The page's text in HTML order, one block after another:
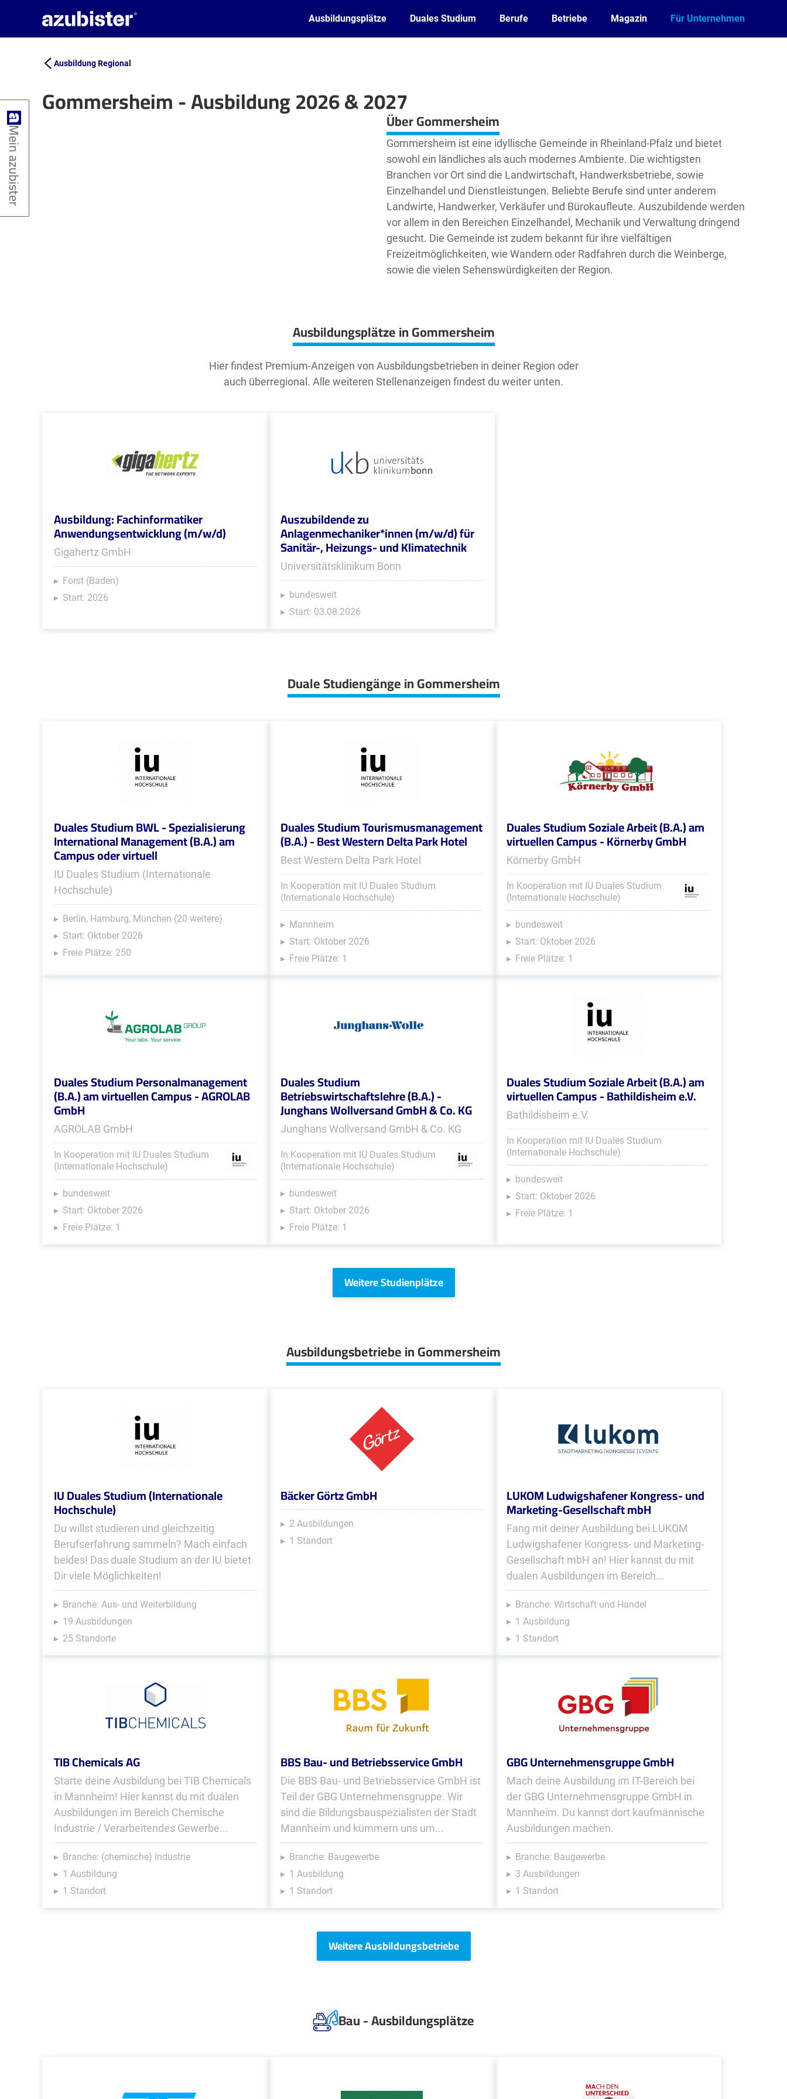
Ausbildungsplätze Duales Studium Berufe Betriebe Magazin Für Unternehmen
Ausbildung Regional
Gommersheim - Ausbildung 2026 & 2027
Leaflet| ©OpenStreetMap2contributors Über Gommersheim
Gommersheim ist eine idyllische Gemeinde in Rheinland-Pfalz und bietet
sowohl ein ländliches als auch modernes Ambiente. Die wichtigsten
Branchen vor Ort sind die Landwirtschaft, Handwerksbetriebe, sowie
Einzelhandel und Dienstleistungen. Beliebte Berufe sind unter anderem
Landwirte, Handwerker, Verkäufer und Bürokaufleute. Auszubildende werden
vor allem in den Bereichen Einzelhandel, Mechanik und Verwaltung dringend
gesucht. Die Gemeinde ist zudem bekannt für ihre vielfältigen
Freizeitmöglichkeiten, wie Wandern oder Radfahren durch die Weinberge,
sowie die vielen Sehenswürdigkeiten der Region.
Ausbildungsplätze in Gommersheim
Hier findest Premium-Anzeigen von Ausbildungsbetrieben in deiner Region oder
auch überregional. Alle weiteren Stellenanzeigen findest du weiter unten.
Ausbildung: Fachinformatiker
Anwendungsentwicklung (m/w/d)
Gigahertz GmbH
Forst (Baden)
Start: 2026
Auszubildende zu
Anlagenmechaniker*innen (m/w/d) für
Sanitär-, Heizungs- und Klimatechnik
Universitätsklinikum Bonn
bundesweit
Start: 03.08.2026
Duale Studiengänge in Gommersheim
Duales Studium BWL - Spezialisierung
International Management (B.A.) am
Campus oder virtuell
IU Duales Studium (Internationale
Hochschule)
Berlin, Hamburg, München (20 weitere)
Start: Oktober 2026
Freie Plätze: 250
Duales Studium Tourismusmanagement
(B.A.) - Best Western Delta Park Hotel
Best Western Delta Park Hotel
In Kooperation mit IU Duales Studium
(Internationale Hochschule)
Mannheim
Start: Oktober 2026
Freie Plätze: 1
Duales Studium Soziale Arbeit (B.A.) am
virtuellen Campus - Körnerby GmbH
Körnerby GmbH
In Kooperation mit IU Duales Studium
(Internationale Hochschule)
bundesweit
Start: Oktober 2026
Freie Plätze: 1
Duales Studium Personalmanagement
(B.A.) am virtuellen Campus - AGROLAB
GmbH
AGROLAB GmbH
In Kooperation mit IU Duales Studium
(Internationale Hochschule)
bundesweit
Start: Oktober 2026
Freie Plätze: 1
Duales Studium
Betriebswirtschaftslehre (B.A.) -
Junghans Wollversand GmbH & Co. KG
Junghans Wollversand GmbH & Co. KG
In Kooperation mit IU Duales Studium
(Internationale Hochschule)
bundesweit
Start: Oktober 2026
Freie Plätze: 1
Duales Studium Soziale Arbeit (B.A.) am
virtuellen Campus - Bathildisheim e.V.
Bathildisheim e.V.
In Kooperation mit IU Duales Studium
(Internationale Hochschule)
bundesweit
Start: Oktober 2026
Freie Plätze: 1
Weitere Studienplätze
Ausbildungsbetriebe in Gommersheim
IU Duales Studium (Internationale
Hochschule)
Du willst studieren und gleichzeitig
Berufserfahrung sammeln? Mach einfach
beides! Das duale Studium an der IU bietet
Dir viele Möglichkeiten!
Branche: Aus- und Weiterbildung
19 Ausbildungen
25 Standorte
Bäcker Görtz GmbH
2 Ausbildungen
1 Standort
LUKOM Ludwigshafener Kongress- und
Marketing-Gesellschaft mbH
Fang mit deiner Ausbildung bei LUKOM
Ludwigshafener Kongress- und Marketing-
Gesellschaft mbH an! Hier kannst du mit
dualen Ausbildungen im Bereich...
Branche: Wirtschaft und Handel
1 Ausbildung
1 Standort
TIB Chemicals AG
Starte deine Ausbildung bei TIB Chemicals
in Mannheim! Hier kannst du mit dualen
Ausbildungen im Bereich Chemische
Industrie / Verarbeitendes Gewerbe...
Branche: (chemische) Industrie
1 Ausbildung
1 Standort
BBS Bau- und Betriebsservice GmbH
Die BBS Bau- und Betriebsservice GmbH ist
Teil der GBG Unternehmensgruppe. Wir
sind die Bildungsbauspezialisten der Stadt
Mannheim und kümmern uns um...
Branche: Baugewerbe
1 Ausbildung
1 Standort
GBG Unternehmensgruppe GmbH
Mach deine Ausbildung im IT-Bereich bei
der GBG Unternehmensgruppe GmbH in
Mannheim. Du kannst dort kaufmännische
Ausbildungen machen.
Branche: Baugewerbe
3 Ausbildungen
1 Standort
Weitere Ausbildungsbetriebe
Bau - Ausbildungsplätze
Mein azubister